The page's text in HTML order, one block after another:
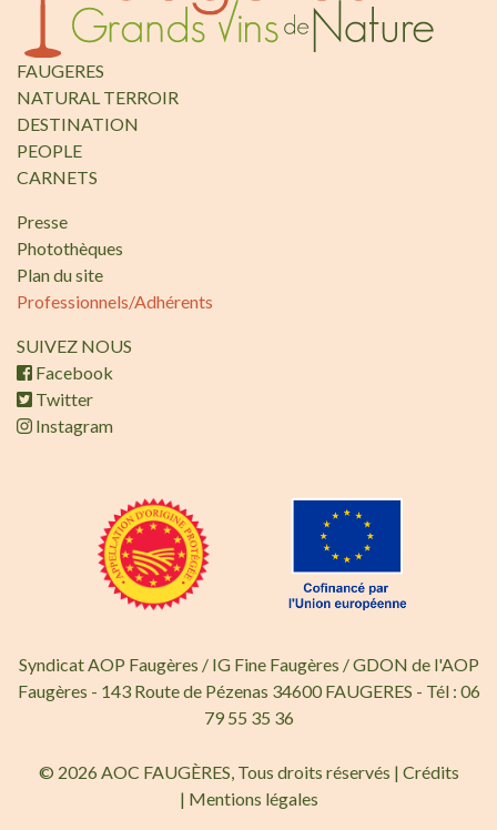
FAUGERES
NATURAL TERROIR
DESTINATION
PEOPLE
CARNETS
Presse
Photothèques
Plan du site
Professionnels/Adhérents
SUIVEZ NOUS
Facebook
Twitter
Instagram
Syndicat AOP Faugères / IG Fine Faugères / GDON de l'AOP
Faugères - 143 Route de Pézenas 34600 FAUGERES - Tél : 06
79 55 35 36
© 2026 AOC FAUGÈRES, Tous droits réservés | Crédits
| Mentions légales